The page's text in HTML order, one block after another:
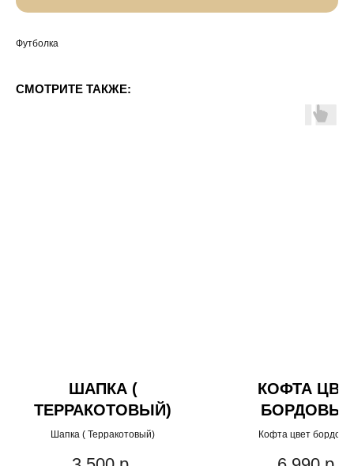
Футболка
СМОТРИТЕ ТАКЖЕ:
ШАПКА (
ТЕРРАКОТОВЫЙ)
Шапка ( Терракотовый)
КОФТА
Кофта цвет